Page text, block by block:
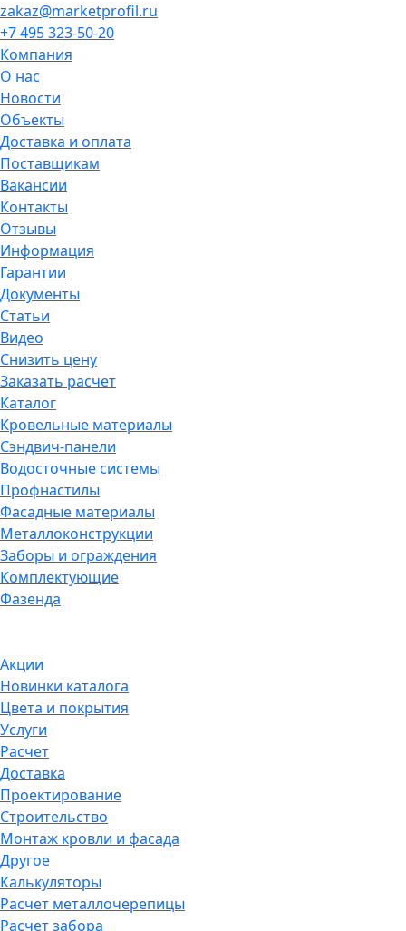
zakaz@marketprofil.ru
+7 495 323-50-20
Компания
О нас
Новости
Объекты
Доставка и оплата
Поставщикам
Вакансии
Контакты
Отзывы
Информация
Гарантии
Документы
Статьи
Видео
Снизить цену
Заказать расчет
Каталог
Кровельные материалы
Сэндвич-панели
Водосточные системы
Профнастилы
Фасадные материалы
Металлоконструкции
Заборы и ограждения
Комплектующие
Фазенда
Акции
Новинки каталога
Цвета и покрытия
Услуги
Расчет
Доставка
Проектирование
Строительство
Монтаж кровли и фасада
Другое
Калькуляторы
Расчет металлочерепицы
Расчет забора